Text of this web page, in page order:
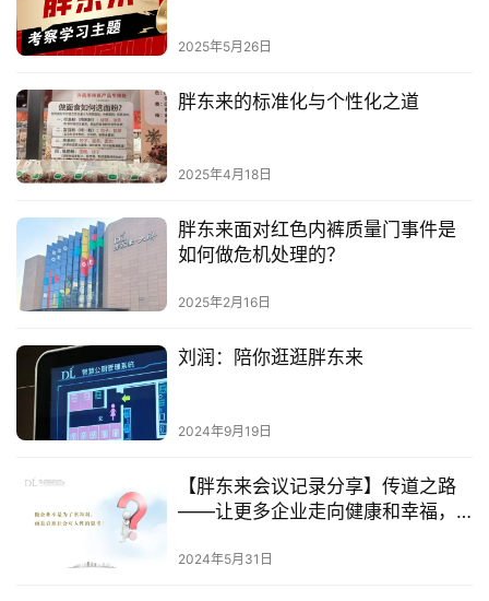
2025年5月26日
胖东来的标准化与个性化之道
2025年4月18日
胖东来面对红色内裤质量门事件是
如何做危机处理的？
2025年2月16日
刘润：陪你逛逛胖东来
2024年9月19日
【胖东来会议记录分享】传道之路
——让更多企业走向健康和幸福，
2024年5月31日